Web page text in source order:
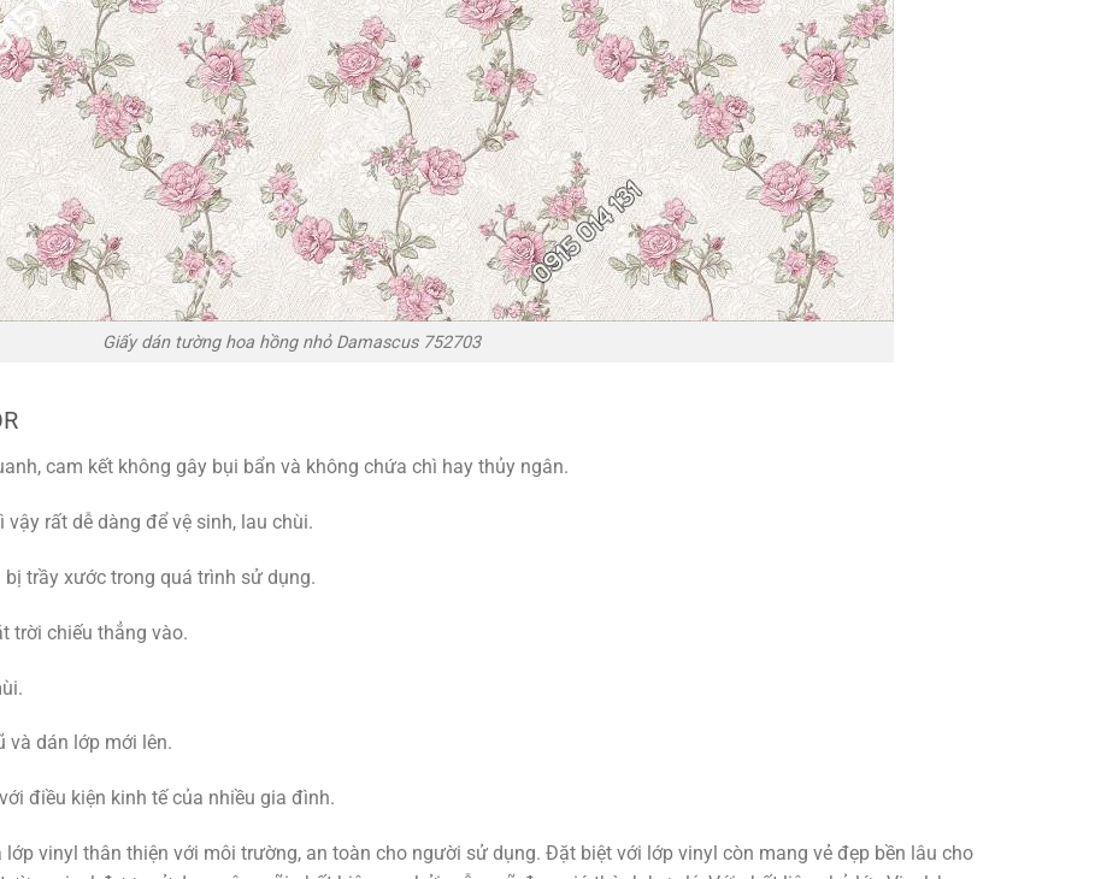
Giấy dán tường hoa hồng nhỏ Damascus 752703
cam kết không gây bụi bẩn và không chứa chì hay thủy ngân.
rất dễ dàng để vệ sinh, lau chùi.
trầy xước trong quá trình sử dụng.
trời chiếu thẳng vào.
và dán lớp mới lên.
điều kiện kinh tế của nhiều gia đình.
vinyl thân thiện với môi trường, an toàn cho người sử dụng. Đặt biệt với lớp vinyl còn mang vẻ đẹp bền lâu cho